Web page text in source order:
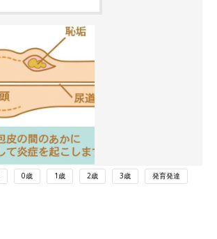
0歳 1歳 2歳 3歳 発育発達